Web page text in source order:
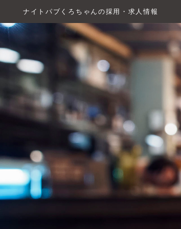
ナイトパブくろちゃんの採用・求人情報